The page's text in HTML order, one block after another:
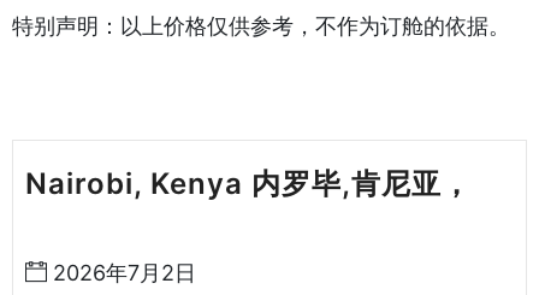
特别声明：以上价格仅供参考，不作为订舱的依据。
Nairobi, Kenya 内罗毕,肯尼亚，
2026年7月2日